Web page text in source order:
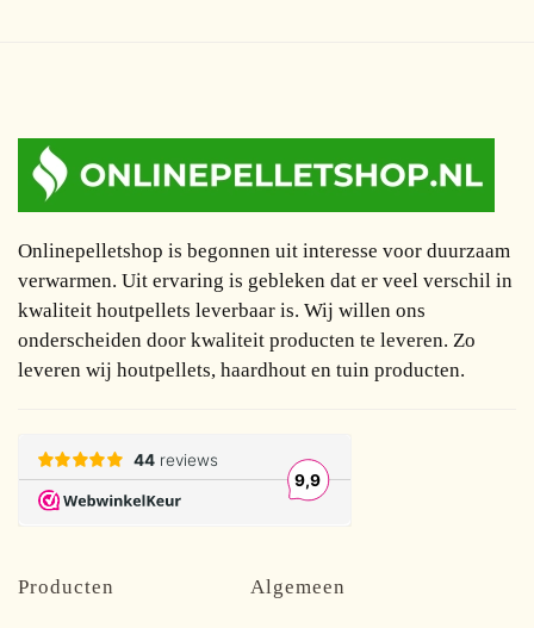
Onlinepelletshop is begonnen uit interesse voor duurzaam
verwarmen. Uit ervaring is gebleken dat er veel verschil in
kwaliteit houtpellets leverbaar is. Wij willen ons
onderscheiden door kwaliteit producten te leveren. Zo
leveren wij houtpellets, haardhout en tuin producten.
Producten Algemeen